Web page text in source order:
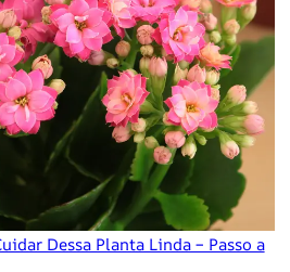
Dessa Planta Linda – Passo a